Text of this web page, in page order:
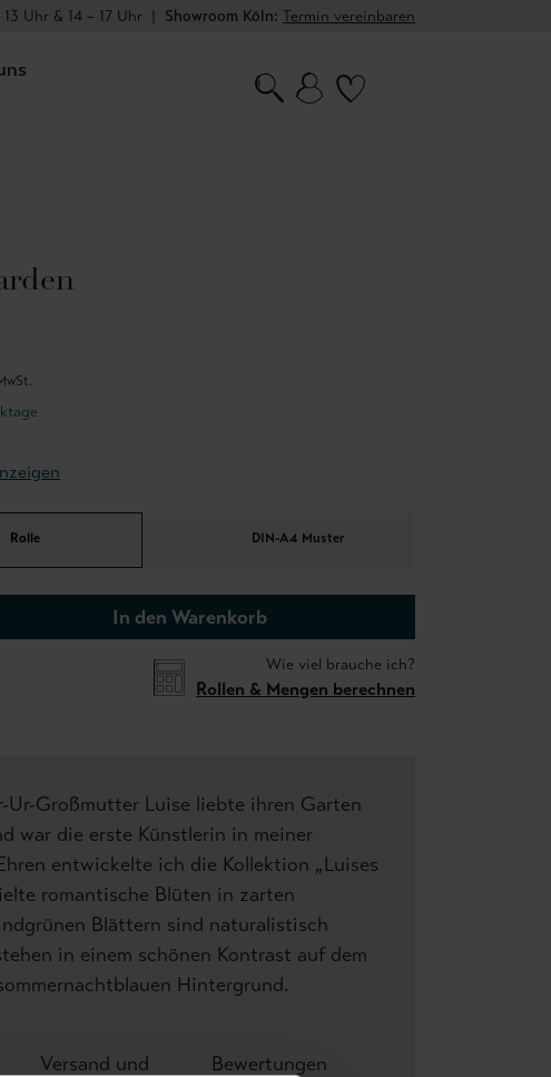
13 Uhr & 14 – 17 Uhr | Showroom Köln: Termin vereinbaren
Rolle DIN-A4 Muster
In den Warenkorb
Wie viel brauche ich?
Rollen & Mengen berechnen
Ur-Großmutter Luise liebte ihren Garten
war die erste Künstlerin in meiner
entwickelte ich die Kollektion „Luises
romantische Blüten in zarten
Blättern sind naturalistisch
in einem schönen Kontrast auf dem
Hintergrund.
Versand und
Bewertungen